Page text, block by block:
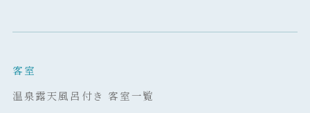
客室
温泉露天風呂付き 客室一覧